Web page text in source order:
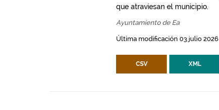
que atraviesan el municipio.
Ayuntamiento de Ea
Última modificación 03 julio 2026
CSV XML